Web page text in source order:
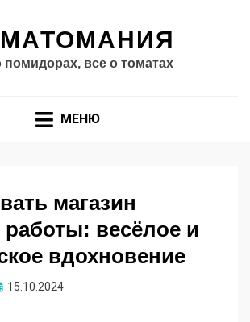
помидорах, все о томатах
МЕНЮ
магазин
работы: весёлое и
вдохновение
15.10.2024